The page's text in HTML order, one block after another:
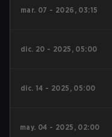
mar. 07 - 2026, 03:15
dic. 20 - 2025, 05:00
dic. 14 - 2025, 05:00
may. 04 - 2025, 02:00